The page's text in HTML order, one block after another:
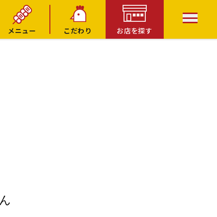
メニュー こだわり お店を探す